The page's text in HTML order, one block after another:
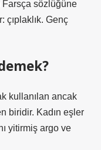
Farsça sözlüğüne
çıplaklık. Genç
kullanılan ancak
biridir. Kadın eşler
yitirmiş argo ve